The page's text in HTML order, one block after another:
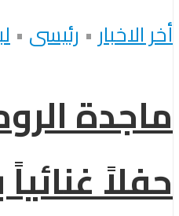
أخر الاخبار• رئيسى •
ماجدة
حفلاً